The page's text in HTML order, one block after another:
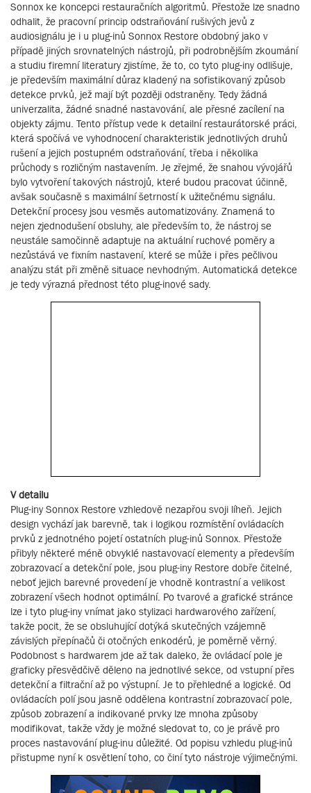
Sonnox ke koncepci restauračních algoritmů. Přestože lze snadno
odhalit, že pracovní princip odstraňování rušivých jevů z
audiosignálu je i u plug-inů Sonnox Restore obdobný jako v
případě jiných srovnatelných nástrojů, při podrobnějším zkoumání
a studiu firemní literatury zjistíme, že to, co tyto plug-iny odlišuje,
je především maximální důraz kladený na sofistikovaný způsob
detekce prvků, jež mají být později odstraněny. Tedy žádná
univerzalita, žádné snadné nastavování, ale přesné zacílení na
objekty zájmu. Tento přístup vede k detailní restaurátorské práci,
která spočívá ve vyhodnocení charakteristik jednotlivých druhů
rušení a jejich postupném odstraňování, třeba i několika
průchody s rozličným nastavením. Je zřejmé, že snahou vývojářů
bylo vytvoření takových nástrojů, které budou pracovat účinně,
avšak současně s maximální šetrností k užitečnému signálu.
Detekční procesy jsou vesměs automatizovány. Znamená to
nejen zjednodušení obsluhy, ale především to, že nástroj se
neustále samočinně adaptuje na aktuální ruchové poměry a
nezůstává ve fixním nastavení, které se může i přes pečlivou
analýzu stát při změně situace nevhodným. Automatická detekce
je tedy výrazná přednost této plug-inové sady.
V detailu
Plug-iny Sonnox Restore vzhledově nezapřou svoji líheň. Jejich
design vychází jak barevně, tak i logikou rozmístění ovládacích
prvků z jednotného pojetí ostatních plug-inů Sonnox. Přestože
přibyly některé méně obvyklé nastavovací elementy a především
zobrazovací a detekční pole, jsou plug-iny Restore dobře čitelné,
neboť jejich barevné provedení je vhodně kontrastní a velikost
zobrazení všech hodnot optimální. Po tvarové a grafické stránce
lze i tyto plug-iny vnímat jako stylizaci hardwarového zařízení,
takže pocit, že se obsluhující dotýká skutečných vzájemně
závislých přepínačů či otočných enkodérů, je poměrně věrný.
Podobnost s hardwarem jde až tak daleko, že ovládací pole je
graficky přesvědčivě děleno na jednotlivé sekce, od vstupní přes
detekční a filtrační až po výstupní. Je to přehledné a logické. Od
ovládacích polí jsou jasně oddělena kontrastní zobrazovací pole,
způsob zobrazení a indikované prvky lze mnoha způsoby
modifikovat, takže vždy je možné sledovat to, co je právě pro
proces nastavování plug-inu důležité. Od popisu vzhledu plug-inů
přistupme nyní k osvětlení toho, co činí tyto nástroje výjimečnými.